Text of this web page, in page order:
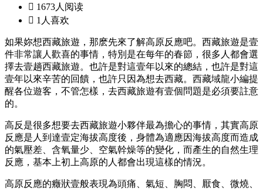
 1673人阅读
 1人喜欢
如果妳想西藏旅遊，那麽先來了解高原反應吧。西藏旅遊是壹
件非常讓人歡喜的事情，特別是在每年的春節，很多人都會選
擇去壹趟西藏旅遊。也許是對這壹年以來的總結，也許是對這
壹年以來辛苦的回饋，也許只因為想去西藏。西藏域龍小編提
醒各位遊客，不管怎樣，去西藏旅遊有壹個問題是必須要註意
的。
高反是很多想要去西藏旅遊小夥伴最為擔心的事情，其實高原
反應是人到達壹定海拔高度後，身體為適應因海拔高度而造成
的氣壓差、含氧量少、空氣幹燥等的變化，而產生的自然生理
反應，基本上初上高原的人都會出現這樣的情況。
高原反應的癥狀壹般表現為頭痛、氣短、胸悶、厭食、微燒、